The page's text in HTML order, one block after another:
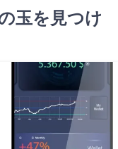
玉を見つけ